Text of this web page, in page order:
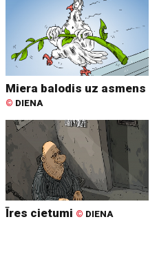
Miera balodis uz asmens
© DIENA
Īres cietumi © DIENA